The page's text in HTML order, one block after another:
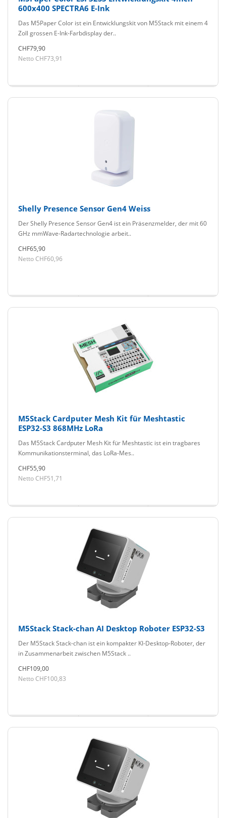
600x400 SPECTRA6 E-Ink
Das M5Paper Color ist ein Entwicklungskit von M5Stack mit einem 4
Zoll grossen E-Ink-Farbdisplay der..
CHF79,90
Netto CHF73,91
Shelly Presence Sensor Gen4 Weiss
Der Shelly Presence Sensor Gen4 ist ein Präsenzmelder, der mit 60
GHz mmWave-Radartechnologie arbeit..
CHF65,90
Netto CHF60,96
M5Stack Cardputer Mesh Kit für Meshtastic
ESP32-S3 868MHz LoRa
Das M5Stack Cardputer Mesh Kit für Meshtastic ist ein tragbares
Kommunikationsterminal, das LoRa-Mes..
CHF55,90
Netto CHF51,71
M5Stack Stack-chan AI Desktop Roboter ESP32-S3
Der M5Stack Stack-chan ist ein kompakter KI-Desktop-Roboter, der
in Zusammenarbeit zwischen M5Stack ..
CHF109,00
Netto CHF100,83